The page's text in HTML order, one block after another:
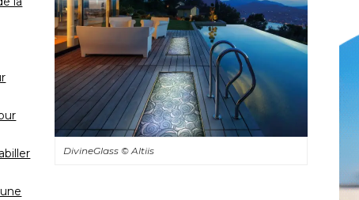
DivineGlass © Altiis